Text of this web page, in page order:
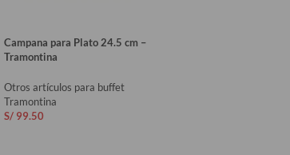
Campana para Plato 24.5 cm –
Tramontina
Otros artículos para buffet
Tramontina
S/ 99.50